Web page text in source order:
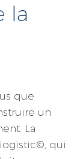
la
que
un
La
qui